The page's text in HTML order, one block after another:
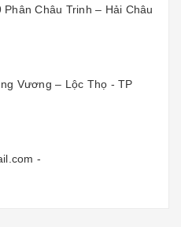
Châu Trinh – Hải Châu
Vương – Lộc Thọ - TP
-